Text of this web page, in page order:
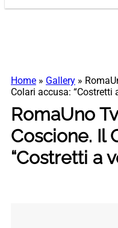
Home » Gallery »
Colari accusa: “Costretti
RomaUno
Coscione. Il
“Costretti a